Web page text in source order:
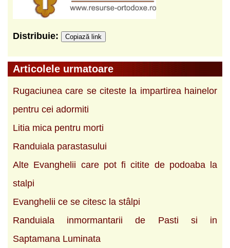
Distribuie: Copiază link
Articolele urmatoare
Rugaciunea care se citeste la impartirea hainelor
pentru cei adormiti
Litia mica pentru morti
Randuiala parastasului
Alte Evanghelii care pot fi citite de podoaba la
stalpi
Evanghelii ce se citesc la stâlpi
Randuiala inmormantarii de Pasti si in
Saptamana Luminata